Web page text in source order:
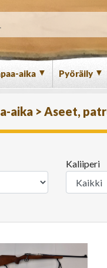
aika ▼ Pyöräily ▼
aika > Aseet,
Kaliiperi